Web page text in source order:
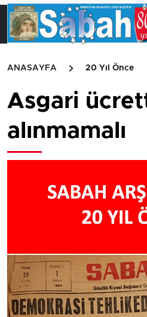
ANASAYFA 20 Yıl Önce
Asgari
alınmamalı